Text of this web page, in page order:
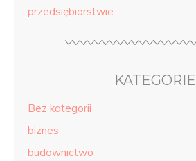
przedsiębiorstwie
KATEGORIE
Bez kategorii
biznes
budownictwo